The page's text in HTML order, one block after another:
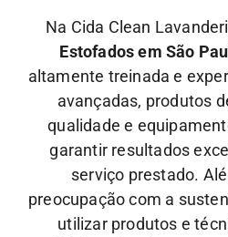
Na Cida Clean
Estofados em São
altamente treinada e
avançadas, produtos
qualidade e
garantir resultados
serviço prestado.
preocupação com a
utilizar produtos e